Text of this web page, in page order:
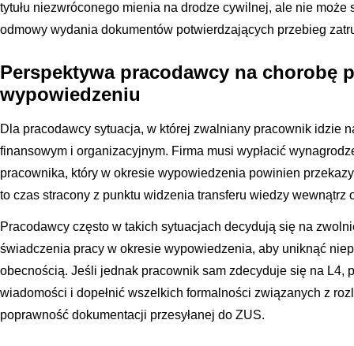
tytułu niezwróconego mienia na drodze cywilnej, ale nie może
odmowy wydania dokumentów potwierdzających przebieg
Perspektywa pracodawcy na chorobę
wypowiedzeniu
Dla pracodawcy sytuacja, w której zwalniany pracownik idzie
finansowym i organizacyjnym. Firma musi wypłacić
pracownika, który w okresie wypowiedzenia powinien
to czas stracony z punktu widzenia transferu wiedzy wewnątrz
Pracodawcy często w takich sytuacjach decydują się na
świadczenia pracy w okresie wypowiedzenia, aby uniknąć
obecnością. Jeśli jednak pracownik sam zdecyduje się na L4,
wiadomości i dopełnić wszelkich formalności związanych z
poprawność dokumentacji przesyłanej do ZUS.